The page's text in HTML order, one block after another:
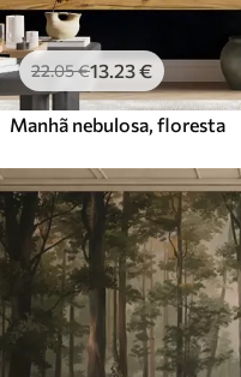
22.05€13 .23€
Manhã nebulosa, floresta